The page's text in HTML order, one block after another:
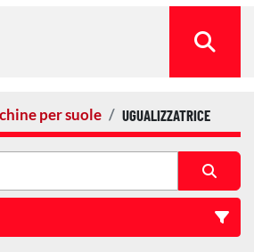
CERCA
per suole UGUALIZZATRICE